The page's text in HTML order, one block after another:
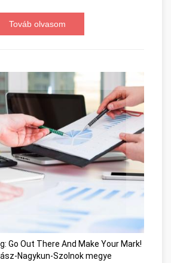
Továb olvasom
Go Out There And Make Your Mark!
Nagykun-Szolnok megye